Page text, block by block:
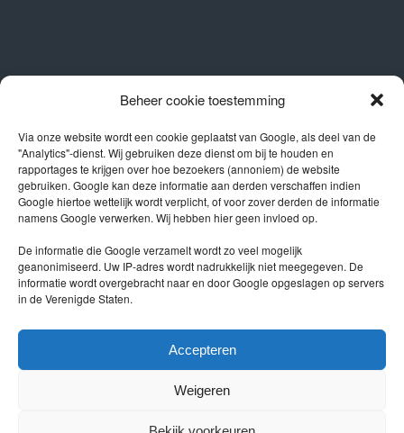
Beheer cookie toestemming
Via onze website wordt een cookie geplaatst van Google, als deel van de
"Analytics"-dienst. Wij gebruiken deze dienst om bij te houden en
rapportages te krijgen over hoe bezoekers (annoniem) de website
gebruiken. Google kan deze informatie aan derden verschaffen indien
Google hiertoe wettelijk wordt verplicht, of voor zover derden de informatie
namens Google verwerken. Wij hebben hier geen invloed op.
De informatie die Google verzamelt wordt zo veel mogelijk
geanonimiseerd. Uw IP-adres wordt nadrukkelijk niet meegegeven. De
informatie wordt overgebracht naar en door Google opgeslagen op servers
in de Verenigde Staten.
Accepteren
Weigeren
OPENINGSTIJDEN
Showroom
Ma – Vr 09.00 – 17.00
Za 10.00 – 16.00
Werkplaats